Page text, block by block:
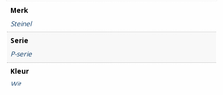
Merk
Steinel
Serie
P-serie
Kleur
Wit